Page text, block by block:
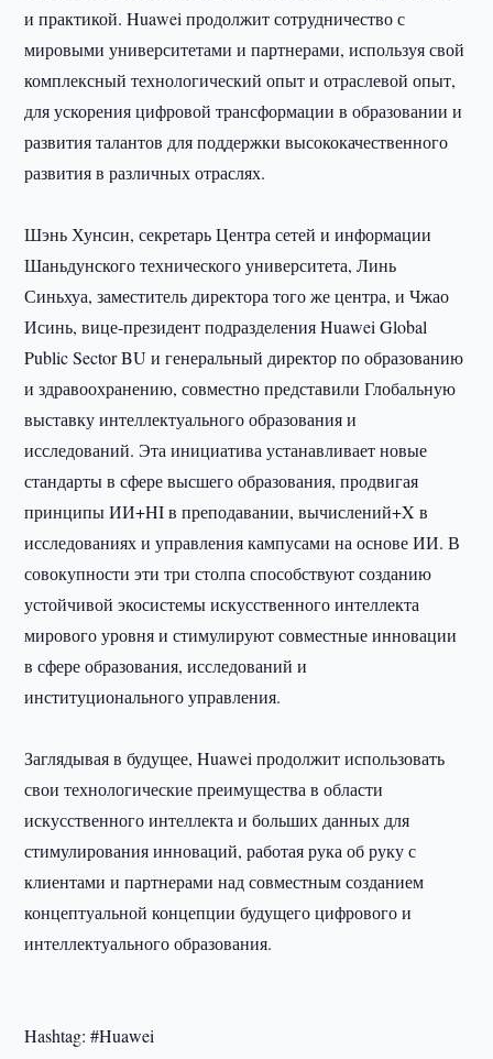
и практикой. Huawei продолжит сотрудничество с
мировыми университетами и партнерами, используя свой
комплексный технологический опыт и отраслевой опыт,
для ускорения цифровой трансформации в образовании и
развития талантов для поддержки высококачественного
развития в различных отраслях.
Шэнь Хунсин, секретарь Центра сетей и информации
Шаньдунского технического университета, Линь
Синьхуа, заместитель директора того же центра, и Чжао
Исинь, вице-президент подразделения Huawei Global
Public Sector BU и генеральный директор по образованию
и здравоохранению, совместно представили Глобальную
выставку интеллектуального образования и
исследований. Эта инициатива устанавливает новые
стандарты в сфере высшего образования, продвигая
принципы ИИ+HI в преподавании, вычислений+X в
исследованиях и управления кампусами на основе ИИ. В
совокупности эти три столпа способствуют созданию
устойчивой экосистемы искусственного интеллекта
мирового уровня и стимулируют совместные инновации
в сфере образования, исследований и
институционального управления.
Заглядывая в будущее, Huawei продолжит использовать
свои технологические преимущества в области
искусственного интеллекта и больших данных для
стимулирования инноваций, работая рука об руку с
клиентами и партнерами над совместным созданием
концептуальной концепции будущего цифрового и
интеллектуального образования.
Hashtag: #Huawei